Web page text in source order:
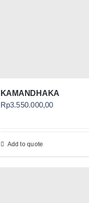
KAMANDHAKA
Rp3.550.000,00
Add to quote